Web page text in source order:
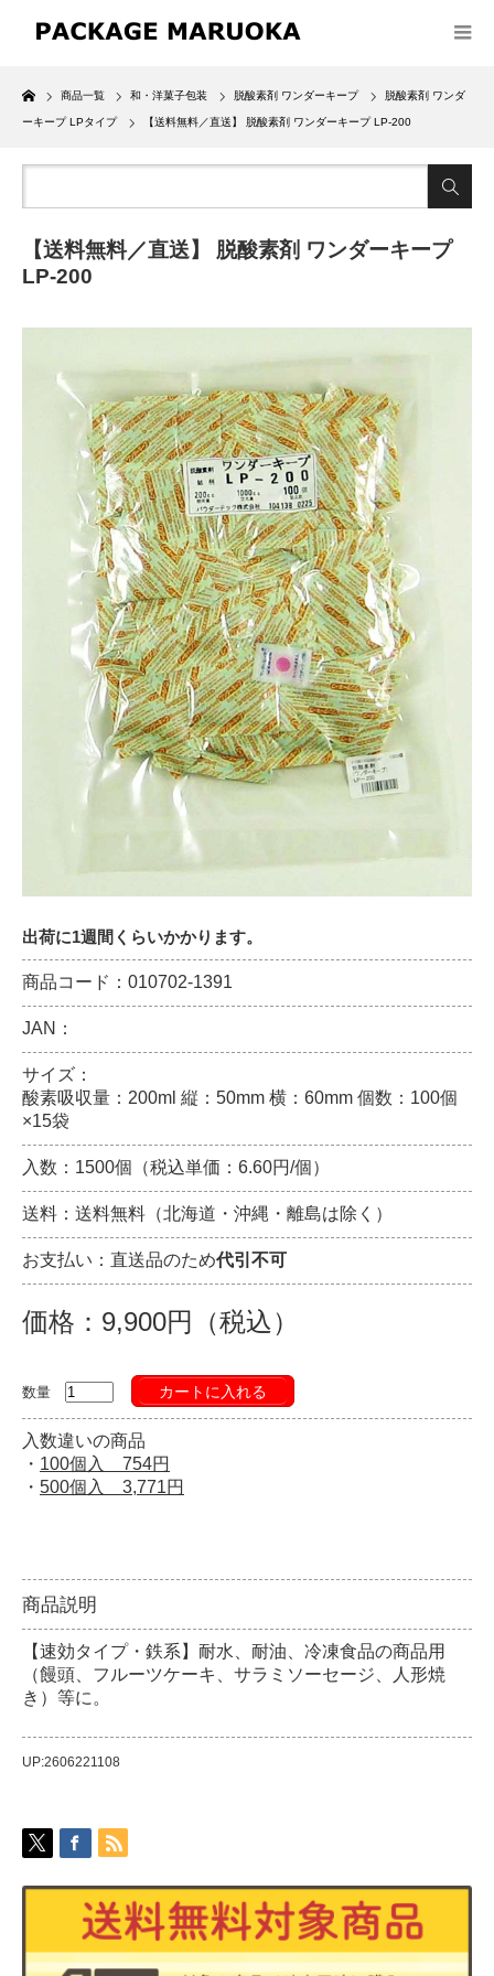
Home
商品一覧 和・洋菓子包装 脱酸素剤 ワンダーキープ 脱酸素剤 ワンダ
ーキープ LPタイプ 【送料無料／直送】 脱酸素剤 ワンダーキープ LP-200
【送料無料／直送】 脱酸素剤 ワンダーキープ
LP-200
出荷に1週間くらいかかります。
商品コード：010702-1391
JAN：
サイズ：
酸素吸収量：200ml 縦：50mm 横：60mm 個数：100個
×15袋
入数：1500個（税込単価：6.60円/個）
送料：送料無料（北海道・沖縄・離島は除く）
お支払い：直送品のため代引不可
価格：9,900円（税込）
数量 カートに入れる
入数違いの商品
・ 100個入 754円
・ 500個入 3,771円
商品説明
【速効タイプ・鉄系】耐水、耐油、冷凍食品の商品用
（饅頭、フルーツケーキ、サラミソーセージ、人形焼
き）等に。
UP:2606221108